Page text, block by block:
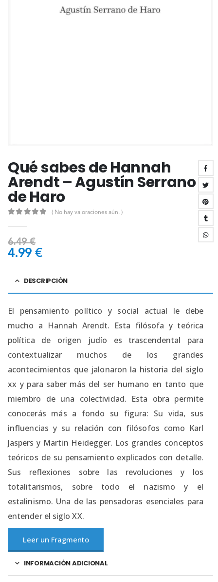
Qué sabes de Hannah
Arendt – Agustín Serrano
de Haro
( No hay valoraciones aún. )
6.49€
4.99 €
DESCRIPCIÓN
El pensamiento político y social actual le debe
mucho a Hannah Arendt. Esta filósofa y teórica
política de origen judío es trascendental para
contextualizar muchos de los grandes
acontecimientos que jalonaron la historia del siglo
xx y para saber más del ser humano en tanto que
miembro de una colectividad. Esta obra permite
conocerás más a fondo su figura: Su vida, sus
influencias y su relación con filósofos como Karl
Jaspers y Martin Heidegger. Los grandes conceptos
teóricos de su pensamiento explicados con detalle.
Sus reflexiones sobre las revoluciones y los
totalitarismos, sobre todo el nazismo y el
estalinismo. Una de las pensadoras esenciales para
entender el siglo XX.
Leer un Fragmento
INFORMACIÓN ADICIONAL